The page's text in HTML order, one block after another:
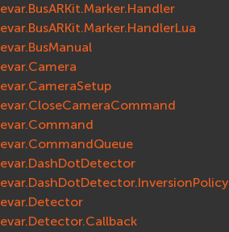
evar.BusARKit.Marker.Handler
evar.BusARKit.Marker.HandlerLua
evar.BusManual
evar.Camera
evar.CameraSetup
evar.CloseCameraCommand
evar.Command
evar.CommandQueue
evar.DashDotDetector
evar.DashDotDetector.InversionPolicy
evar.Detector
evar.Detector.Callback